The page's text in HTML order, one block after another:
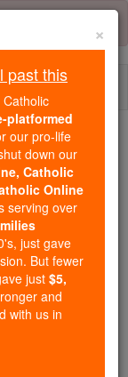
Online
by Shopify
They
Catholic
and
faith
millions of
their 70's,
this mission.
×
past this
platformed
our pro-life
down our
Catholic
Online
serving over
just gave
But fewer
just $5,
and
with us in